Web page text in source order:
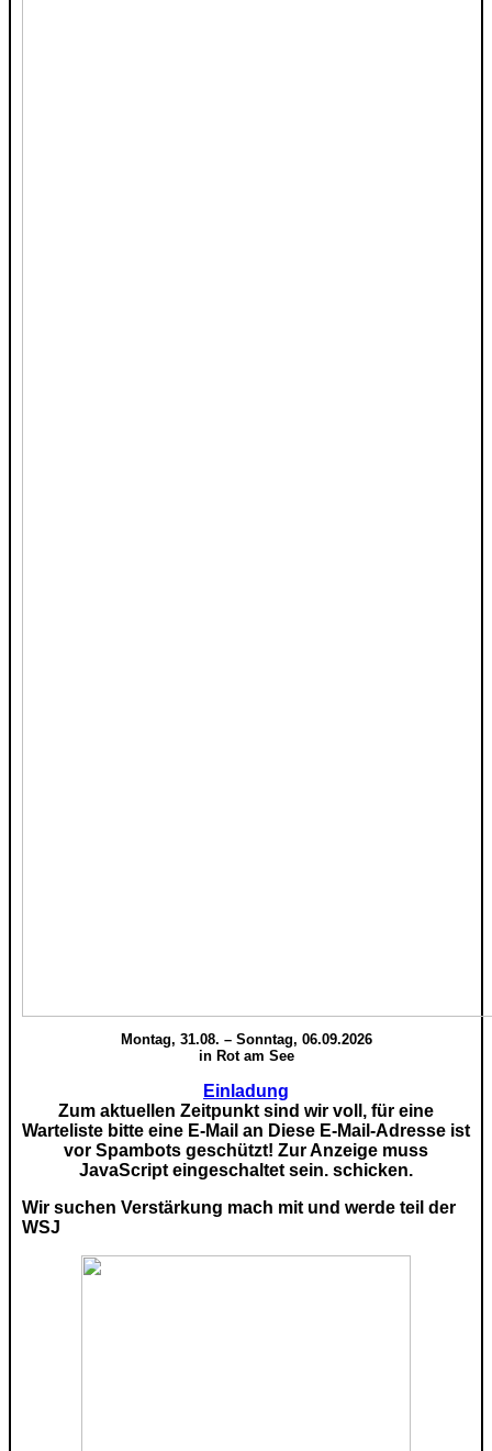
Montag, 31.08. – Sonntag, 06.09.2026
in Rot am See
Einladung
Zum aktuellen Zeitpunkt sind wir voll, für eine
Warteliste bitte eine E-Mail an Diese E-Mail-Adresse ist
vor Spambots geschützt! Zur Anzeige muss
JavaScript eingeschaltet sein. schicken.
Wir suchen Verstärkung mach mit und werde teil der
WSJ